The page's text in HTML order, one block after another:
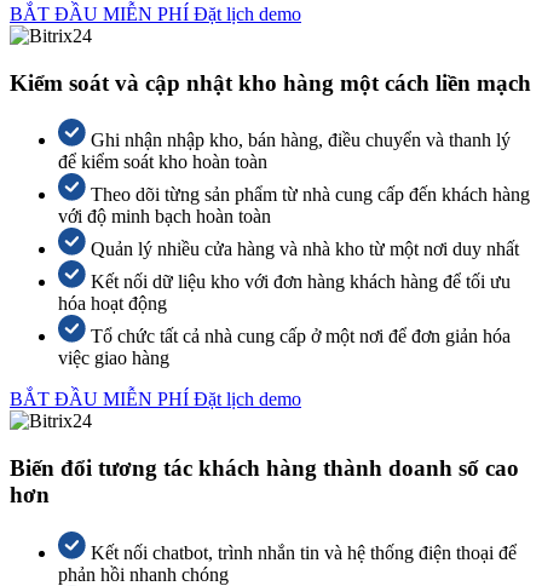
BẮT ĐẦU MIỄN PHÍ Đặt lịch demo
Kiểm soát và cập nhật kho hàng một cách liền mạch
Ghi nhận nhập kho, bán hàng, điều chuyển và thanh lý
để kiểm soát kho hoàn toàn
Theo dõi từng sản phẩm từ nhà cung cấp đến khách hàng
với độ minh bạch hoàn toàn
Quản lý nhiều cửa hàng và nhà kho từ một nơi duy nhất
Kết nối dữ liệu kho với đơn hàng khách hàng để tối ưu
hóa hoạt động
Tổ chức tất cả nhà cung cấp ở một nơi để đơn giản hóa
việc giao hàng
BẮT ĐẦU MIỄN PHÍ Đặt lịch demo
Biến đổi tương tác khách hàng thành doanh số cao
hơn
Kết nối chatbot, trình nhắn tin và hệ thống điện thoại để
phản hồi nhanh chóng